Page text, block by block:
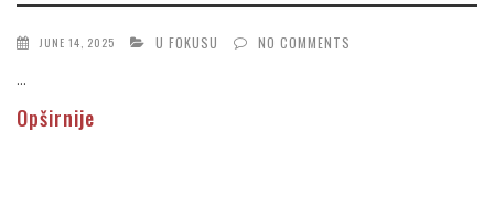
JUNE 14, 2025 U FOKUSU NO COMMENTS
...
Opširnije